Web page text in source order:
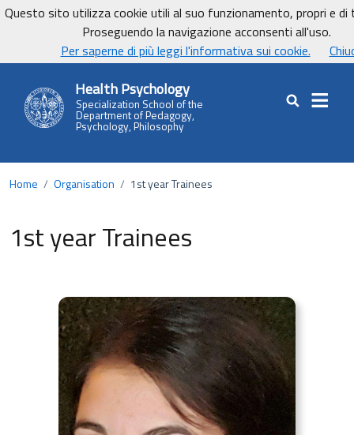
Vai ai contenuti
Vai al footer
Dipartimento di Pedagogia, Psicologia, Filosofia dell'Università degli
UnicaNews
Health Psychology
Specialization School of the
Department of Pedagogy,
Psychology, Philosophy
Cerca nel sito
Home / Organisation / 1st year Trainees
1st year Trainees
Questo sito utilizza cookie utili al suo funzionamento, propri e di
Proseguendo la navigazione acconsenti all'uso.
Per saperne di più leggi l'informativa sui cookie.